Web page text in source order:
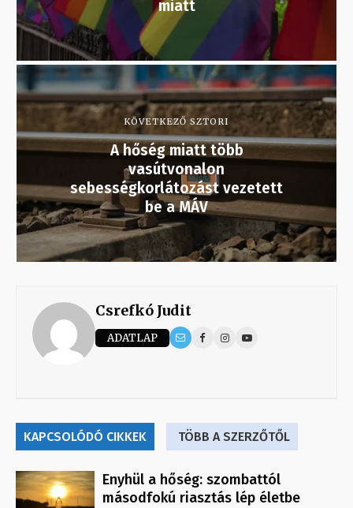
miatt
KÖVETKEZŐ SZTORI
A hőség miatt több
vasútvonalon
sebességkorlátozást vezetett
be a MÁV
Csrefkó Judit
ADATLAP
KAPCSOLÓDÓ CIKKEK TÖBB A SZERZŐTŐL
Enyhül a hőség: szombattól
másodfokú riasztás lép életbe